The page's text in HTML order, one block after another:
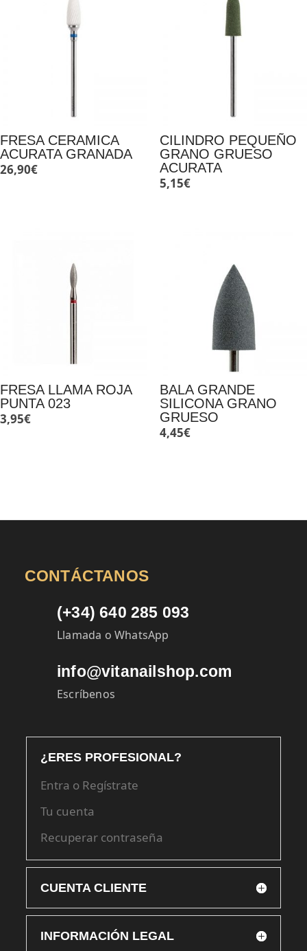
FRESA CERAMICA
ACURATA GRANADA
26,90€
CILINDRO PEQUEÑO
GRANO GRUESO
ACURATA
5,15€
FRESA LLAMA ROJA
PUNTA 023
3,95€
BALA GRANDE
SILICONA GRANO
GRUESO
4,45€
CONTÁCTANOS
(+34) 640 285 093
Llamada o WhatsApp
info@vitanailshop.com
Escríbenos
¿ERES PROFESIONAL?
Entra o Regístrate
Tu cuenta
Recuperar contraseña
CUENTA CLIENTE
INFORMACIÓN LEGAL